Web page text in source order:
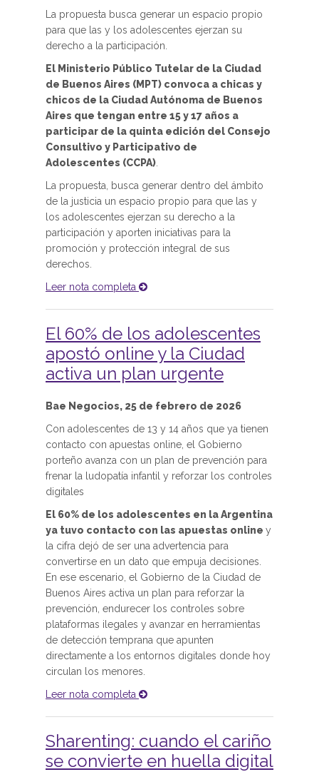
La propuesta busca generar un espacio propio
para que las y los adolescentes ejerzan su
derecho a la participación.
El Ministerio Público Tutelar de la Ciudad
de Buenos Aires (MPT) convoca a chicas y
chicos de la Ciudad Autónoma de Buenos
Aires que tengan entre 15 y 17 años a
participar de la quinta edición del Consejo
Consultivo y Participativo de
Adolescentes (CCPA)
La propuesta, busca generar dentro del ámbito
de la justicia un espacio propio para que las y
los adolescentes ejerzan su derecho a la
participación y aporten iniciativas para la
promoción y protección integral de sus
derechos.
Leer nota completa
El 60% de los adolescentes
apostó online y la Ciudad
activa un plan urgente
Bae Negocios, 25 de febrero de 2026
Con adolescentes de 13 y 14 años que ya tienen
contacto con apuestas online, el Gobierno
porteño avanza con un plan de prevención para
frenar la ludopatía infantil y reforzar los controles
digitales
El 60% de los adolescentes en la Argentina
ya tuvo contacto con las apuestas online y
la cifra dejó de ser una advertencia para
convertirse en un dato que empuja decisiones.
En ese escenario, el Gobierno de la Ciudad de
Buenos Aires activa un plan para reforzar la
prevención, endurecer los controles sobre
plataformas ilegales y avanzar en herramientas
de detección temprana que apunten
directamente a los entornos digitales donde hoy
circulan los menores.
Leer nota completa
Sharenting: cuando el cariño
se convierte en huella digital